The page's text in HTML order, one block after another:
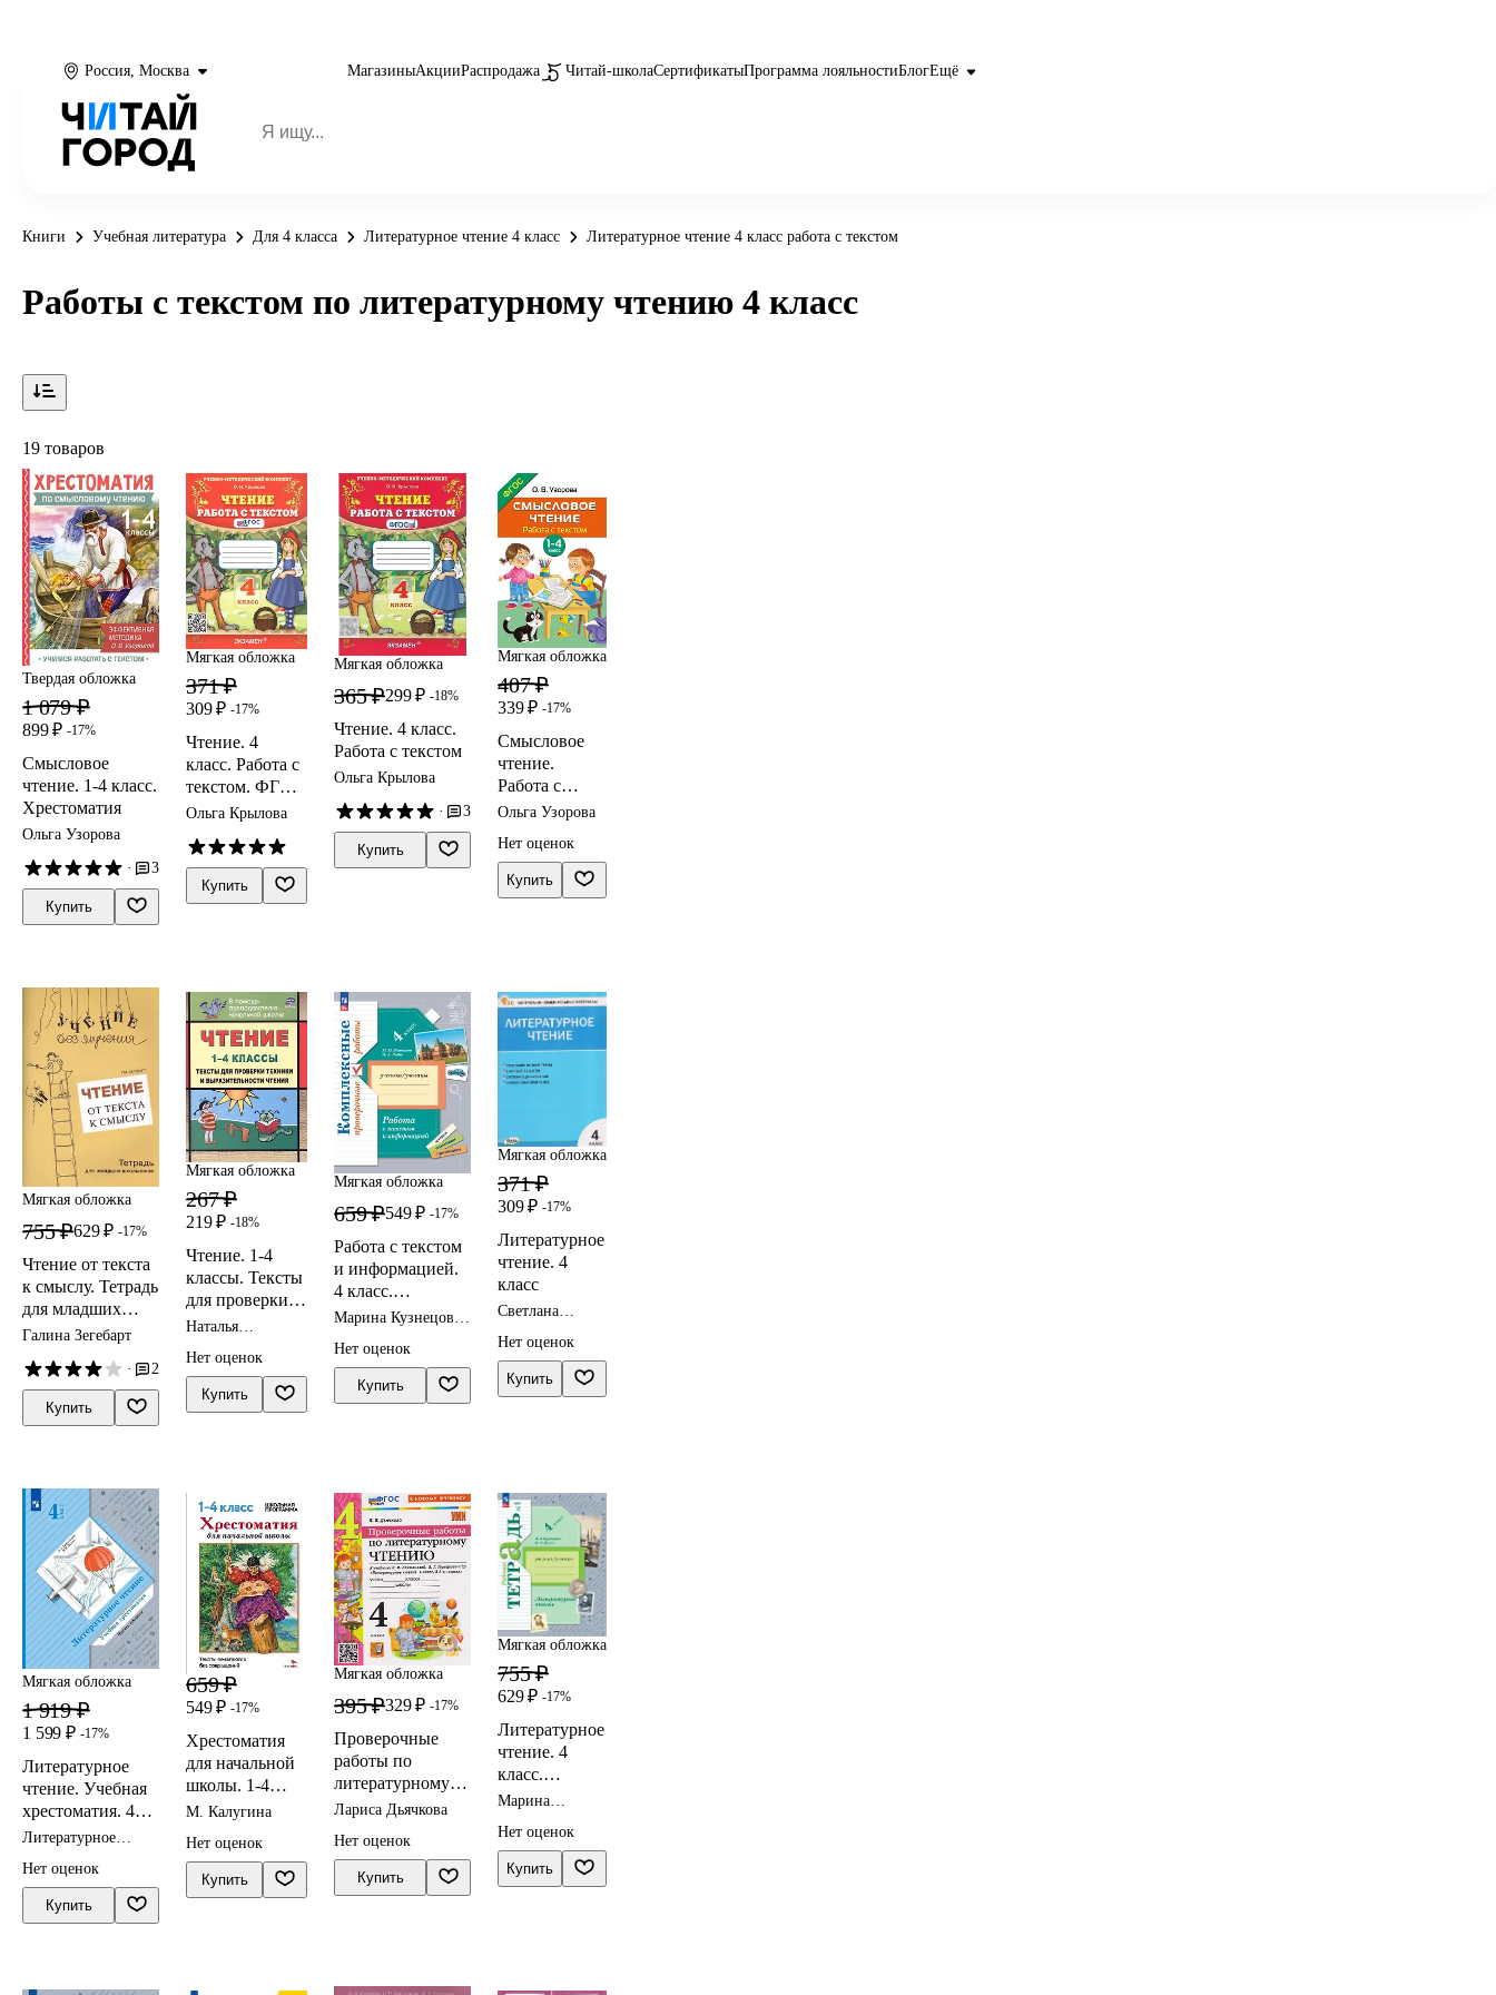
Россия, Москва МагазиныАкцииРаспродажа Читай-школаСертификатыПрограмма лояльностиБлогЕщё
Книги Учебная литература Для 4 класса Литературное чтение 4 класс Литературное чтение 4 класс работа с текстом
Работы с текстом по литературному чтению 4 класс
19 товаров
Твердая обложка
1 079 ₽
899 ₽ -17%
Смысловое
чтение. 1-4 класс.
Хрестоматия
Ольга Узорова
·
3
Купить
Мягкая обложка
371 ₽
309 ₽ -17%
Чтение. 4
класс. Работа с
текстом. ФГОС
Новый
Ольга Крылова
Купить
Мягкая обложка
365 ₽299 ₽ -18%
Чтение. 4 класс.
Работа с текстом
Ольга Крылова
·
3
Купить
Мягкая обложка
407 ₽
339 ₽ -17%
Смысловое
чтение.
Работа с
текстом. 1-4
Ольга Узорова
Нет оценок
Купить
Мягкая обложка
755 ₽629 ₽ -17%
Чтение от текста
к смыслу. Тетрадь
для младших
школьников
Галина Зегебарт
·
2
Купить
Мягкая обложка
267 ₽
219 ₽ -18%
Чтение. 1-4
классы. Тексты
для проверки
техники и
и чтения.
Издание 6-е,
исправленное
Наталья
Нет оценок
Купить
Мягкая обложка
659 ₽549 ₽ -17%
Работа с текстом
и информацией.
4 класс.
Комплексные
работы
Марина Кузнецова,
Нет оценок
Купить
Мягкая обложка
371 ₽
309 ₽ -17%
Литературное
чтение. 4
класс
Светлана
Нет оценок
Купить
Мягкая обложка
1 919 ₽
1 599 ₽ -17%
Литературное
чтение. Учебная
хрестоматия. 4
класс. В двух
Литературное
задания
Нет оценок
Купить
659 ₽
549 ₽ -17%
Хрестоматия
для начальной
школы. 1-4
классы
М. Калугина
Нет оценок
Купить
Мягкая обложка
395 ₽329 ₽ -17%
Проверочные
работы по
литературному
чтению. 4 класс
Климановой)
Лариса Дьячкова
Нет оценок
Купить
Мягкая обложка
755 ₽
629 ₽ -17%
Литературное
чтение. 4
класс.
Рабочая
двух частях.
Часть 1.
ФГОС 2021
Марина
Любовь
Ефросинина
Нет оценок
Купить